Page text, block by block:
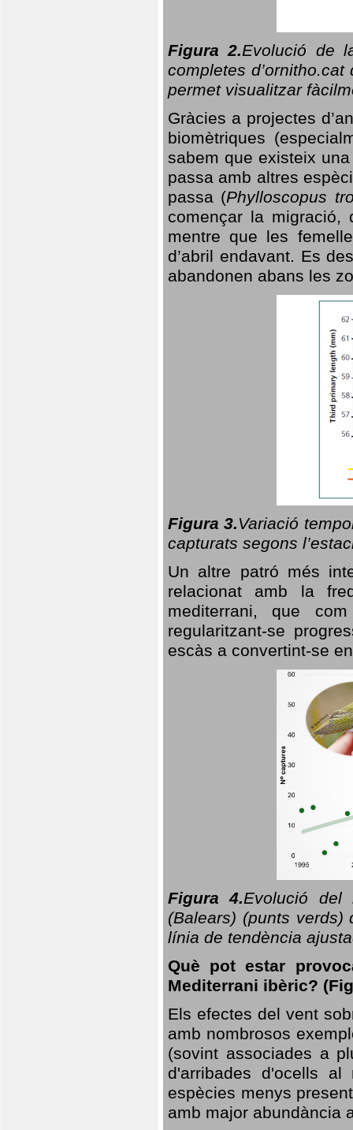
Figura 2.Evolució de
completes
permet visualitzar
Gràcies a projectes
biomètriques
sabem que existeix
passa amb altres
passa (Phylloscopus
començar la migració,
mentre que les
d’abril endavant. Es
abandonen abans les
Figura 3.Variació
capturats segons
Un altre patró més
relacionat amb la
mediterrani, que
regularitzant-se
escàs a convertint-se
Figura 4.Evolució del
(Balears) (punts
línia de tendència
Què pot estar
Mediterrani ibèric?
Els efectes del vent
amb nombrosos
(sovint associades a
d'arribades d'ocells
espècies menys
amb major abundància